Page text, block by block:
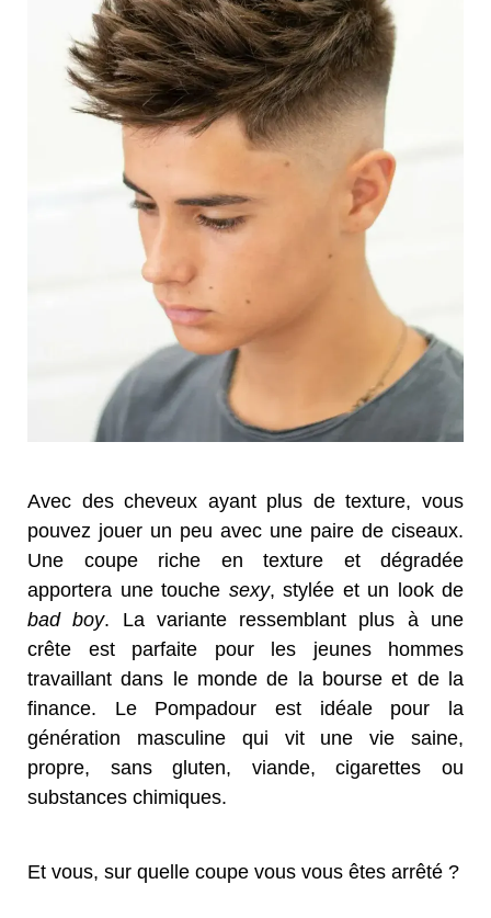
Avec des cheveux ayant plus de texture, vous
pouvez jouer un peu avec une paire de ciseaux.
Une coupe riche en texture et dégradée
apportera une touche sexy, stylée et un look de
bad boy. La variante ressemblant plus à une
crête est parfaite pour les jeunes hommes
travaillant dans le monde de la bourse et de la
finance. Le Pompadour est idéale pour la
génération masculine qui vit une vie saine,
propre, sans gluten, viande, cigarettes ou
substances chimiques.
Et vous, sur quelle coupe vous vous êtes arrêté ?